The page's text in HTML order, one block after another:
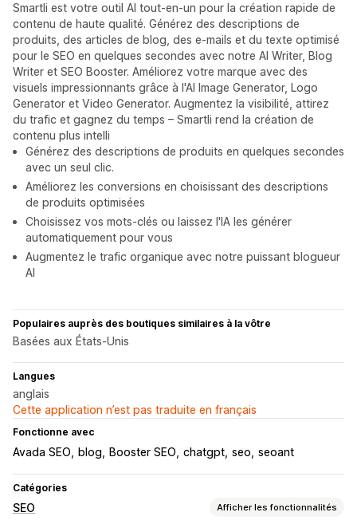
Smartli est votre outil AI tout-en-un pour la création rapide de
contenu de haute qualité. Générez des descriptions de
produits, des articles de blog, des e-mails et du texte optimisé
pour le SEO en quelques secondes avec notre AI Writer, Blog
Writer et SEO Booster. Améliorez votre marque avec des
visuels impressionnants grâce à l'AI Image Generator, Logo
Generator et Video Generator. Augmentez la visibilité, attirez
du trafic et gagnez du temps – Smartli rend la création de
contenu plus intelli
Générez des descriptions de produits en quelques secondes
avec un seul clic.
Améliorez les conversions en choisissant des descriptions
de produits optimisées
Choisissez vos mots-clés ou laissez l'IA les générer
automatiquement pour vous
Augmentez le trafic organique avec notre puissant blogueur
AI
Populaires auprès des boutiques similaires à la vôtre
Basées aux États-Unis
Langues
anglais
Cette application n’est pas traduite en français
Fonctionne avec
Avada SEO blog Booster SEO chatgpt seo seoant
Catégories
SEO Afficher les fonctionnalités